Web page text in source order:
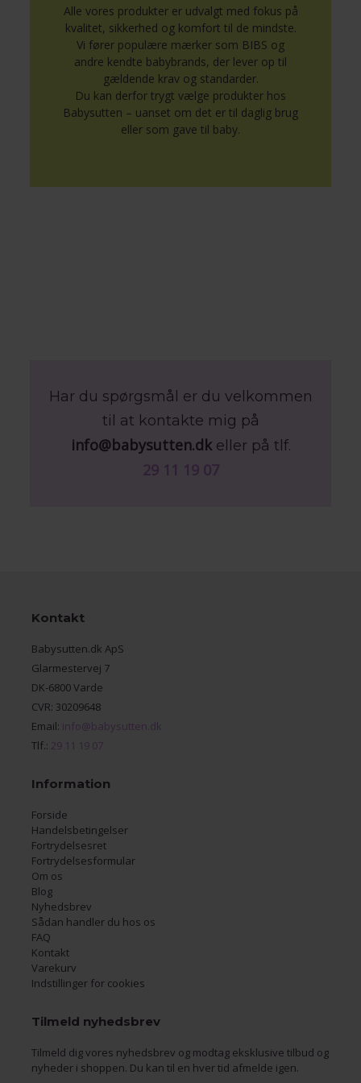
Alle vores produkter er udvalgt med fokus på
kvalitet, sikkerhed og komfort til de mindste.
Vi fører populære mærker som BIBS og
andre kendte babybrands, der lever op til
gældende krav og standarder.
Du kan derfor trygt vælge produkter hos
Babysutten – uanset om det er til daglig brug
eller som gave til baby.
Har du spørgsmål er du velkommen
til at kontakte mig på
info@babysutten.dkeller på tlf.
29 11 19 07
Kontakt
Babysutten.dk ApS
Glarmestervej 7
DK-6800 Varde
CVR: 30209648
Email: info@babysutten.dk
Tlf.: 29 11 19 07
Information
Forside
Handelsbetingelser
Fortrydelsesret
Fortrydelsesformular
Om os
Blog
Nyhedsbrev
Sådan handler du hos os
FAQ
Kontakt
Varekurv
Indstillinger for cookies
Tilmeld nyhedsbrev
Tilmeld dig vores nyhedsbrev og modtag eksklusive tilbud og
nyheder i shoppen. Du kan til en hver tid afmelde igen.